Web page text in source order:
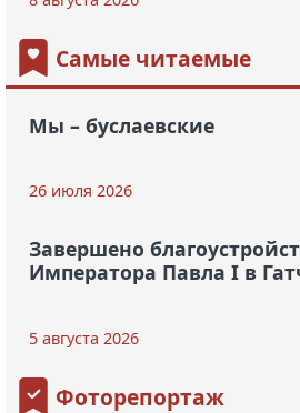
Самые читаемые
Мы – буслаевские
26 июля 2026
Завершено
Императора Павла I в
5 августа 2026
Фоторепортаж